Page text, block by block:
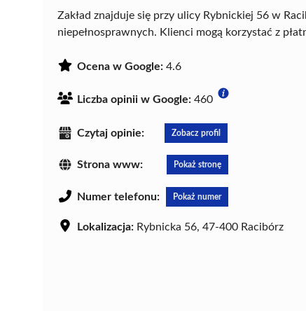
Zakład znajduje się przy ulicy Rybnickiej 56 w
niepełnosprawnych. Klienci mogą korzystać z
Ocena w Google: 4.6
Liczba opinii w Google: 460
Czytaj opinie: Zobacz profil
Strona www: Pokaż stronę
Numer telefonu: Pokaż numer
Lokalizacja: Rybnicka 56, 47-400 Racibórz